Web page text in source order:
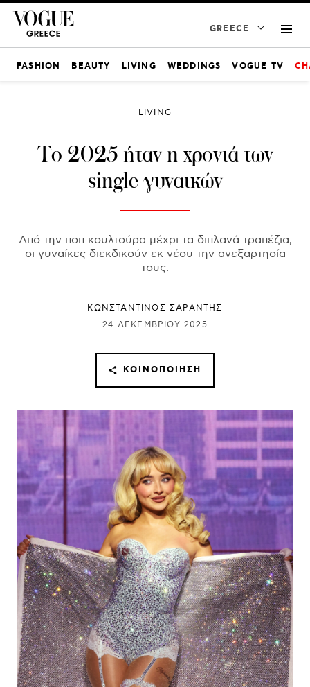
GREECE
FASHION BEAUTY LIVING WEDDINGS VOGUE TV
LIVING
Το 2025 ήταν η χρονιά των
single γυναικών
Από την ποπ κουλτούρα μέχρι τα διπλανά τραπέζια,
οι γυναίκες διεκδικούν εκ νέου την ανεξαρτησία
τους.
ΚΩΝΣΤΑΝΤΙΝΟΣ ΣΑΡΑΝΤΗΣ
24 ΔΕΚΕΜΒΡΊΟΥ 2025
ΚΟΙΝΟΠΟΊΗΣΗ